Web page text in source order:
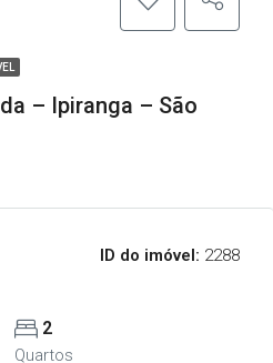
– Ipiranga – São
ID do imóvel: 2288
2
Quartos